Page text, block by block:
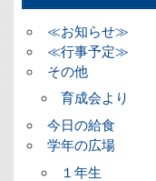
≪お知らせ≫
≪行事予定≫
その他
育成会より
今日の給食
学年の広場
１年生